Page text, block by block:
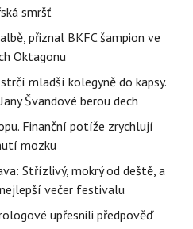
smršť
přiznal BKFC šampion ve
Oktagonu
mladší kolegyně do kapsy.
Švandové berou dech
Finanční potíže zrychlují
mozku
Střízlivý, mokrý od deště, a
večer festivalu
upřesnili předpověď